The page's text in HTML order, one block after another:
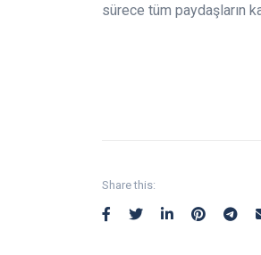
sürece tüm paydaşların
Share this: